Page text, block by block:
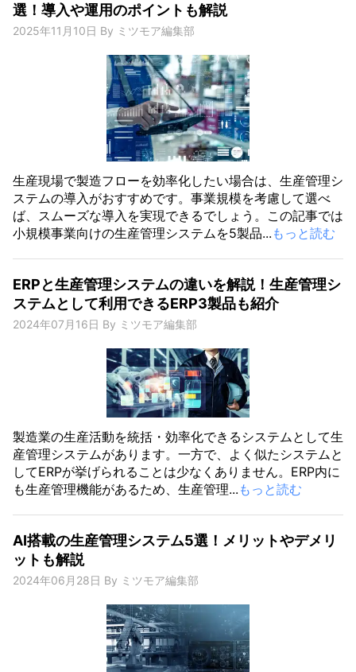
選！導入や運用のポイントも解説
2025年11月10日 By ミツモア編集部
生産現場で製造フローを効率化したい場合は、生産管理シ
ステムの導入がおすすめです。事業規模を考慮して選べ
ば、スムーズな導入を実現できるでしょう。この記事では
小規模事業向けの生産管理システムを5製品... もっと読む
ERPと生産管理システムの違いを解説！生産管理シ
ステムとして利用できるERP3製品も紹介
2024年07月16日 By ミツモア編集部
製造業の生産活動を統括・効率化できるシステムとして生
産管理システムがあります。一方で、よく似たシステムと
してERPが挙げられることは少なくありません。ERP内に
も生産管理機能があるため、生産管理... もっと読む
AI搭載の生産管理システム5選！メリットやデメリ
ットも解説
2024年06月28日 By ミツモア編集部